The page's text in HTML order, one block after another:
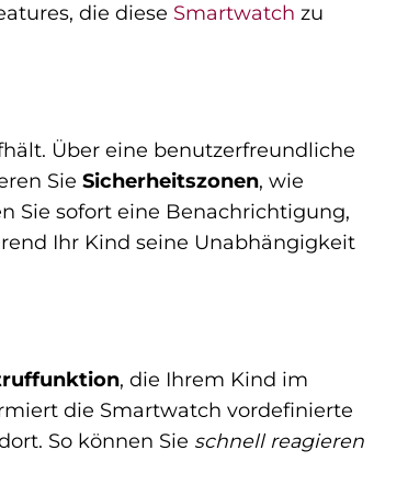
die diese Smartwatch zu
Über eine benutzerfreundliche
Sie Sicherheitszonen, wie
Sie sofort eine Benachrichtigung,
Ihr Kind seine Unabhängigkeit
, die Ihrem Kind im
die Smartwatch vordefinierte
So können Sie schnell reagieren